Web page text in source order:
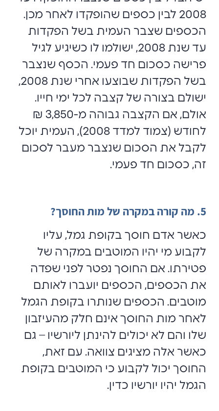
2008 לבין כספים שהופקדו לאחר מכן.
הכספים שצבר העמית בשל הפקדות
עד שנת 2008, ישולמו לו כשיגיע לגיל
פרישה כסכום חד פעמי. הכסף שנצבר
בשל הפקדות שבוצעו אחרי שנת 2008,
ישולם בצורה של קצבה לכל ימי חייו.
אולם, אם הקצבה גבוהה מ-3,850 ₪
לחודש (צמוד למדד 2008), העמית יוכל
לקבל את הסכום שנצבר מעבר לסכום
זה, כסכום חד פעמי.
5. מה קורה במקרה של מות החוסך?
כאשר אדם חוסך בקופת גמל, עליו
לקבוע מי יהיו המוטבים במקרה של
פטירתו. אם החוסך נפטר לפני שפדה
את הכספים, הכספים יועברו לאותם
מוטבים. הכספים שנותרו בקופת הגמל
לאחר מות החוסך אינם חלק מהעיזבון
שלו והם לא יכולים להינתן ליורשיו – גם
כאשר אלה מציגים צוואה. עם זאת,
החוסך יכול לקבוע כי המוטבים בקופת
הגמל יהיו יורשיו כדין.